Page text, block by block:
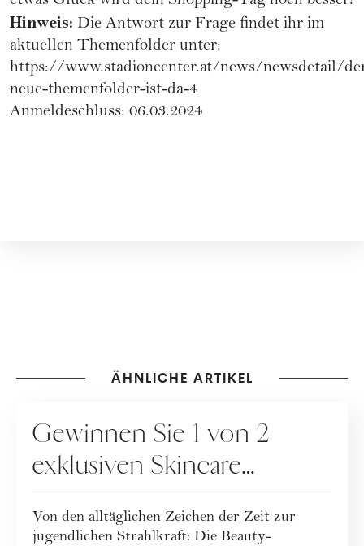
Hinweis: Die Antwort zur Frage findet ihr im
aktuellen Themenfolder unter:
https://www.stadioncenter.at/news/newsdetail/
neue-themenfolder-ist-da-4
Anmeldeschluss: 06.03.2024
ÄHNLICHE ARTIKEL
Gewinnen Sie 1 von 2
exklusiven Skincare
Packages der
BEAUTYMANUFACTUR!
Von den alltäglichen Zeichen der Zeit zur
jugendlichen Strahlkraft: Die Beauty-